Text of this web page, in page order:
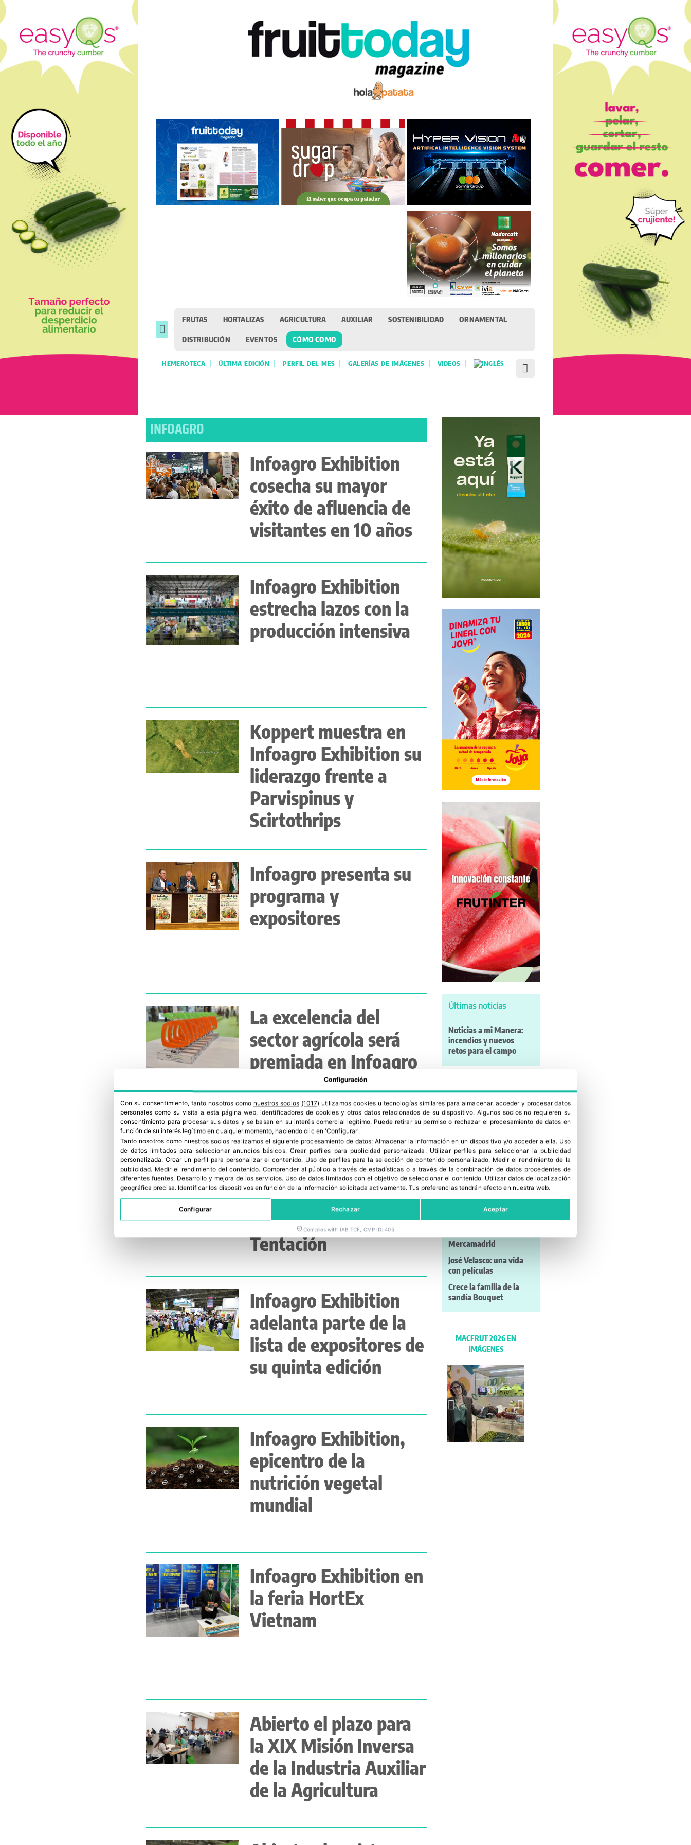
FRUTAS HORTALIZAS AGRICULTURA AUXILIAR SOSTENIBILIDAD ORNAMENTAL
DISTRIBUCIÓN EVENTOS CÓMO COMO
HEMEROTECA ÚLTIMA EDICIÓN PERFIL DEL MES GALERÍAS DE IMÁGENES VIDEOS
INFOAGRO
Infoagro Exhibition
cosecha su mayor
éxito de afluencia de
visitantes en 10 años
Infoagro Exhibition
estrecha lazos con la
producción intensiva
Koppert muestra en
Infoagro Exhibition su
liderazgo frente a
Parvispinus y
Scirtothrips
Infoagro presenta su
programa y
expositores
La excelencia del
sector agrícola será
premiada en Infoagro
Exhibition
CapGen Seeds
presenta en Infoagro
sus novedades
estrella: Panoramix y
Tentación
Infoagro Exhibition
adelanta parte de la
lista de expositores de
su quinta edición
Infoagro Exhibition,
epicentro de la
nutrición vegetal
mundial
Infoagro Exhibition en
la feria HortEx
Vietnam
Abierto el plazo para
la XIX Misión Inversa
de la Industria Auxiliar
de la Agricultura
Últimas noticias
Noticias a mi Manera:
incendios y nuevos
retos para el campo
Lo más leído
Grupo LC: “El modelo de
negocio está
Mimaflor responde a las
nuevas tendencias de
consumo
Packaging entre
rendimiento,
sostenibilidad y
eficiencia
Mercamadrid
José Velasco: una vida
con películas
Crece la familia de la
sandía Bouquet
MACFRUT 2026 EN
IMÁGENES
Configuración
Con su consentimiento, tanto nosotros como nuestros socios (1017) utilizamos cookies u tecnologías similares para almacenar, acceder y procesar datos
personales como su visita a esta página web, identificadores de cookies y otros datos relacionados de su dispositivo. Algunos socios no requieren su
consentimiento para procesar sus datos y se basan en su interés comercial legítimo. Puede retirar su permiso o rechazar el procesamiento de datos en
función de su interés legítimo en cualquier momento, haciendo clic en 'Configurar'.
Tanto nosotros como nuestros socios realizamos el siguiente procesamiento de datos:Almacenar la información en un dispositivo y/o acceder a ella. Uso
de datos limitados para seleccionar anuncios básicos. Crear perfiles para publicidad personalizada . Utilizar perfiles para seleccionar la publicidad
personalizada. Crear un perfil para personalizar el contenido. Uso de perfiles para la selección de contenido personalizado. Medir el rendimiento de la
publicidad. Medir el rendimiento del contenido. Comprender al público a través de estadísticas o a través de la combinación de datos procedentes de
diferentes fuentes. Desarrollo y mejora de los servicios. Uso de datos limitados con el objetivo de seleccionar el contenido. Utilizar datos de localización
geográfica precisa. Identificar los dispositivos en función de la información solicitada activamente.Tus preferencias tendrán efecto en nuestra web.
Configurar Rechazar Aceptar
Complies with IAB TCF, CMP ID: 405